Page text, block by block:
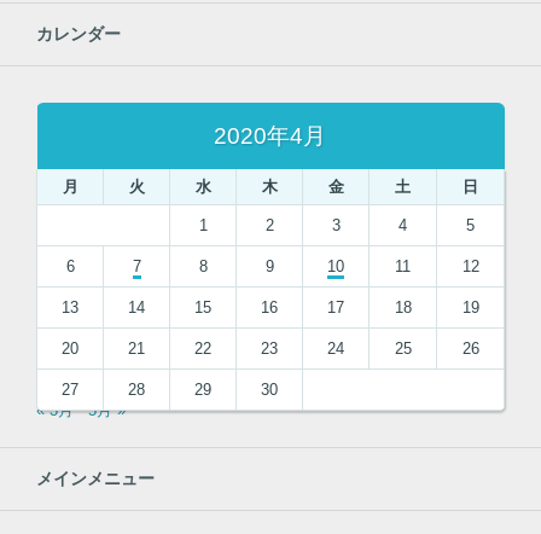
カレンダー
2020年4月
月 火 水 木 金 土 日
1 2 3 4 5
6 7 8 9 10 11 12
13 14 15 16 17 18 19
20 21 22 23 24 25 26
27 28 29
30
« 3月
5月 »
メインメニュー